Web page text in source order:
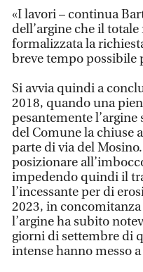
«I lavori – continua
dell’argine che il
formalizzata la
breve tempo possibile
Si avvia quindi a
2018, quando una
pesantemente
del Comune la chiuse
parte di via del
posizionare
impedendo quindi il
l’incessante per di
2023, in
l’argine ha subito
giorni di settembre di
intense hanno messo